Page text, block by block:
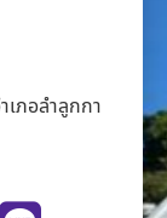
เภอลำลูกกา